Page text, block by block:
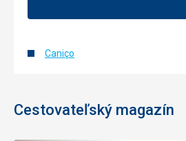
Caniço
Cestovateľský magazín